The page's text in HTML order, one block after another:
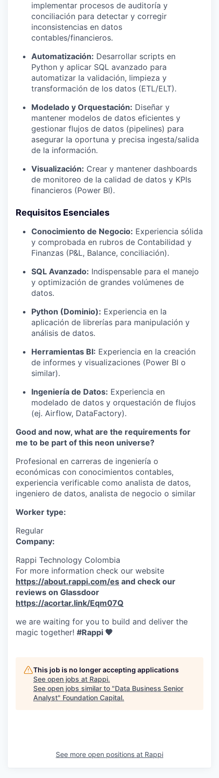
implementar procesos de auditoría y
conciliación para detectar y corregir
inconsistencias en datos
contables/financieros.
Automatización: Desarrollar scripts en
Python y aplicar SQL avanzado para
automatizar la validación, limpieza y
transformación de los datos (ETL/ELT).
Modelado y Orquestación: Diseñar y
mantener modelos de datos eficientes y
gestionar flujos de datos (pipelines) para
asegurar la oportuna y precisa ingesta/salida
de la información.
Visualización: Crear y mantener dashboards
de monitoreo de la calidad de datos y KPIs
financieros (Power BI).
Requisitos Esenciales
Conocimiento de Negocio: Experiencia sólida
y comprobada en rubros de Contabilidad y
Finanzas (P&L, Balance, conciliación).
SQL Avanzado: Indispensable para el manejo
y optimización de grandes volúmenes de
datos.
Python (Dominio): Experiencia en la
aplicación de librerías para manipulación y
análisis de datos.
Herramientas BI: Experiencia en la creación
de informes y visualizaciones (Power BI o
similar).
Ingeniería de Datos: Experiencia en
modelado de datos y orquestación de flujos
(ej. Airflow, DataFactory).
Good and now, what are the requirements for
me to be part of this neon universe?
Profesional en carreras de ingeniería o
económicas con conocimientos contables,
experiencia verificable como analista de datos,
ingeniero de datos, analista de negocio o similar
Worker type:
Regular
Company:
Rappi Technology Colombia
For more information check our website
https://about.rappi.com/es and check our
reviews on Glassdoor
https://acortar.link/Eqm07Q
we are waiting for you to build and deliver the
magic together! #Rappi 🧡
This job is no longer accepting applications
See open jobs at Rappi.
See open jobs similar to "Data Business Senior
Analyst" Foundation Capital.
See more open positions at Rappi